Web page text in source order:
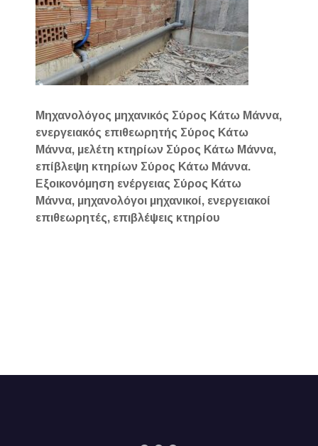
Μηχανολόγος μηχανικός Σύρος Κάτω Μάννα,
ενεργειακός επιθεωρητής Σύρος Κάτω
Μάννα, μελέτη κτηρίων Σύρος Κάτω Μάννα,
επίβλεψη κτηρίων Σύρος Κάτω Μάννα.
Εξοικονόμηση ενέργειας Σύρος Κάτω
Μάννα, μηχανολόγοι μηχανικοί, ενεργειακοί
επιθεωρητές, επιβλέψεις κτηρίου